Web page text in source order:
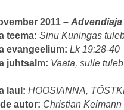
2011 – Advendiaja
teema: Sinu Kuningas
evangeelium: Lk 19:28-40
juhtsalm: Vaata, sulle
laul: HOOSIANNA,
autor: Christian Keimann